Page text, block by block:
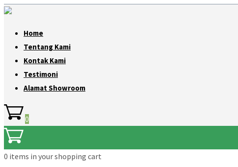
Home
Tentang Kami
Kontak Kami
Testimoni
Alamat Showroom
0
0 items in your shopping cart